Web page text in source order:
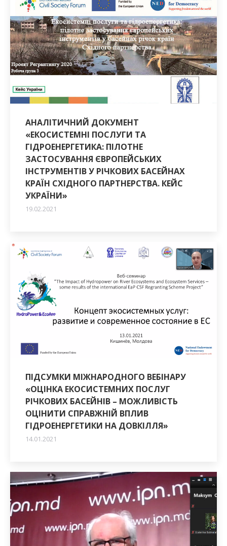
АНАЛІТИЧНИЙ ДОКУМЕНТ
«ЕКОСИСТЕМНІ ПОСЛУГИ ТА
ГІДРОЕНЕРГЕТИКА: ПІЛОТНЕ
ЗАСТОСУВАННЯ ЄВРОПЕЙСЬКИХ
ІНСТРУМЕНТІВ У РІЧКОВИХ БАСЕЙНАХ
КРАЇН СХІДНОГО ПАРТНЕРСТВА. КЕЙС
УКРАЇНИ»
19.02.2021
ПІДСУМКИ МІЖНАРОДНОГО ВЕБІНАРУ
«ОЦІНКА ЕКОСИСТЕМНИХ ПОСЛУГ
РІЧКОВИХ БАСЕЙНІВ – МОЖЛИВІСТЬ
ОЦІНИТИ СПРАВЖНІЙ ВПЛИВ
ГІДРОЕНЕРГЕТИКИ НА ДОВКІЛЛЯ»
14.01.2021